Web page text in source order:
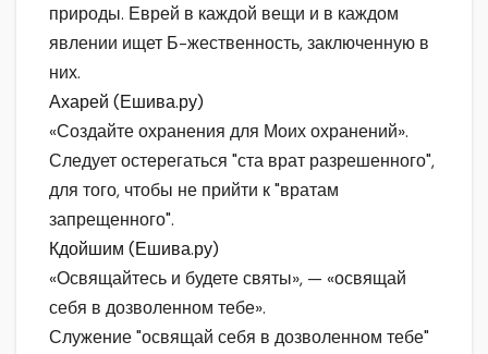
природы. Еврей в каждой вещи и в каждом
явлении ищет Б-жественность, заключенную в
них.
Ахарей (Ешива.ру)
«Создайте охранения для Моих охранений».
Следует остерегаться "ста врат разрешенного",
для того, чтобы не прийти к "вратам
запрещенного".
Кдойшим (Ешива.ру)
«Освящайтесь и будете святы», — «освящай
себя в дозволенном тебе».
Служение "освящай себя в дозволенном тебе"